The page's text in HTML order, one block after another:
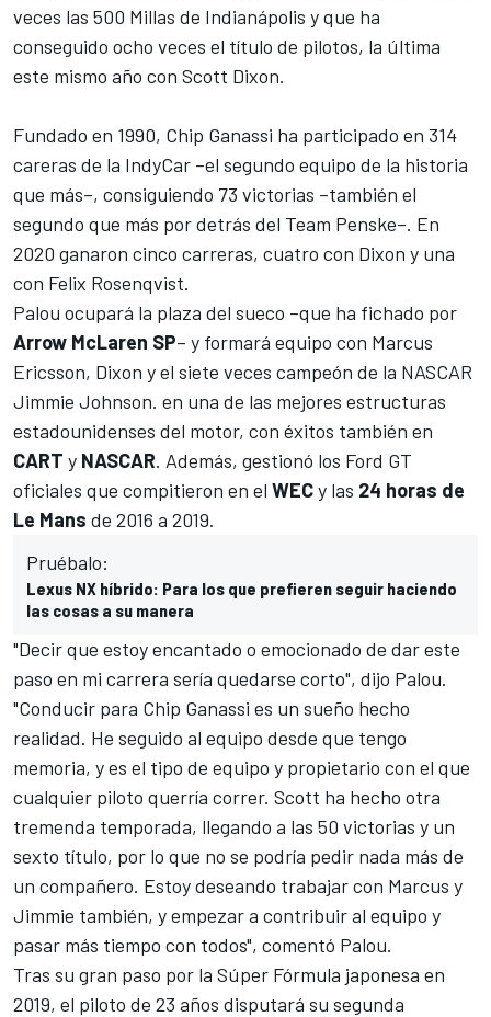
veces las 500 Millas de Indianápolis y que ha
conseguido ocho veces el título de pilotos, la última
este mismo año con Scott Dixon.
Fundado en 1990, Chip Ganassi ha participado en 314
careras de la IndyCar –el segundo equipo de la historia
que más–, consiguiendo 73 victorias –también el
segundo que más por detrás del Team Penske–. En
2020 ganaron cinco carreras, cuatro con Dixon y una
con Felix Rosenqvist.
Palou ocupará la plaza del sueco –que ha fichado por
Arrow McLaren SP– y formará equipo con Marcus
Ericsson, Dixon y el siete veces campeón de la NASCAR
Jimmie Johnson. en una de las mejores estructuras
estadounidenses del motor, con éxitos también en
CART y NASCAR. Además, gestionó los Ford GT
oficiales que compitieron en el WECy las 24 horas de
Le Mans de 2016 a 2019.
Pruébalo:
Lexus NX híbrido: Para los que prefieren seguir haciendo
las cosas a su manera
"Decir que estoy encantado o emocionado de dar este
paso en mi carrera sería quedarse corto", dijo Palou.
"Conducir para Chip Ganassi es un sueño hecho
realidad. He seguido al equipo desde que tengo
memoria, y es el tipo de equipo y propietario con el que
cualquier piloto querría correr. Scott ha hecho otra
tremenda temporada, llegando a las 50 victorias y un
sexto título, por lo que no se podría pedir nada más de
un compañero. Estoy deseando trabajar con Marcus y
Jimmie también, y empezar a contribuir al equipo y
pasar más tiempo con todos", comentó Palou.
Tras su gran paso por la Súper Fórmula japonesa en
2019, el piloto de 23 años disputará su segunda